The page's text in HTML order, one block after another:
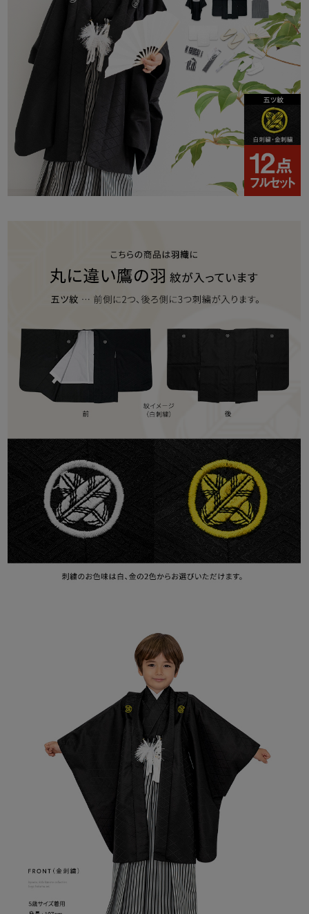
[取り扱いについて]
商品付属のタグに沿ってお取り扱い下さい。
[梱包・包装について]
ゴミ削減とお客様に少しでも安くご提供出来るようにコストダウ
ンに努めています。
過剰梱包をしないエコ出荷にて商品を出荷しています。
なお、包装等での理由による返品、交換は固くお断りいたしてお
ご了承ください。
[返品・キャンセルについて]
初期不良のみ返品交換を承っております。(当店送料負担)
詳しくはこちらをご確認ください。